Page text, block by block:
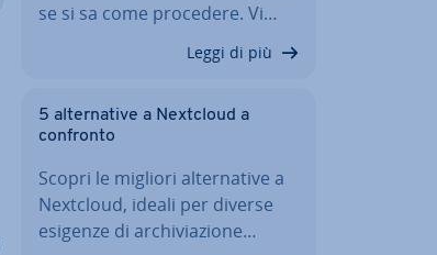
se si sa come procedere. Vi…
Leggi di più
5 al­ter­na­ti­ve a Nextcloud a
confronto
Scopri le migliori al­ter­na­ti­ve a
Nextcloud, ideali per diverse
esigenze di ar­chi­via­zio­ne…